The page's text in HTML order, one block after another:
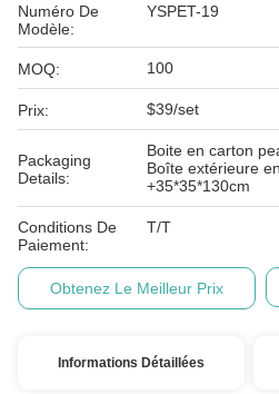
Numéro De
Modèle:
YSPET-19
MOQ: 100
Prix: $39/set
Packaging
Details:
Boite en carton
Boîte extérieure
+35*35*130cm
Conditions De
Paiement:
T/T
Obtenez Le Meilleur Prix
Informations Détaillées